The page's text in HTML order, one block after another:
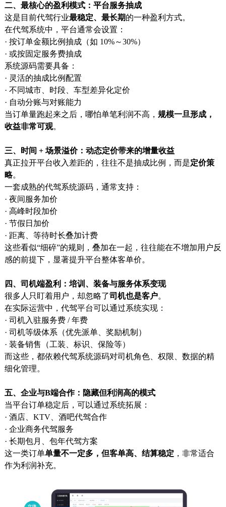
二、最核心的盈利模式：平台服务抽成
这是目前代驾行业最稳定、最长期的一种盈利方式。
在代驾系统中，平台通常会设置：
· 按订单金额比例抽成（如 10%～30%）
· 或按固定服务费抽成
系统源码需要具备：
· 灵活的抽成比例配置
· 不同城市、时段、车型差异化定价
· 自动分账与对账能力
当订单量跑起来之后，哪怕单笔利润不高， 规模一旦形成，
收益非常可观。
三、时间 + 场景溢价：动态定价带来的增量收益
真正拉开平台收入差距的，往往不是抽成比例，而是定价策
略。
一套成熟的代驾系统源码，通常支持：
· 夜间服务加价
· 高峰时段加价
· 节假日加价
· 距离、等待时长叠加计费
这些看似“细碎”的规则，叠加在一起，往往能在不增加用户反
感的前提下，显著提升平台整体客单价。
四、司机端盈利：培训、装备与服务体系变现
很多人只盯着用户，却忽略了司机也是客户。
在实际运营中，代驾平台可以通过系统实现：
· 司机入驻服务费 / 年费
· 司机等级体系（优先派单、奖励机制）
· 装备销售（工装、标识、保险等）
而这些，都依赖代驾系统源码对司机角色、权限、数据的精
细化管理。
五、企业与B端合作：隐藏但利润高的模式
当平台订单稳定后，可以通过系统拓展：
· 酒店、KTV、酒吧代驾合作
· 企业商务代驾服务
· 长期包月、包年代驾方案
这一类订单单量不一定多，但客单高、结算稳定 ，非常适合
作为利润补充。